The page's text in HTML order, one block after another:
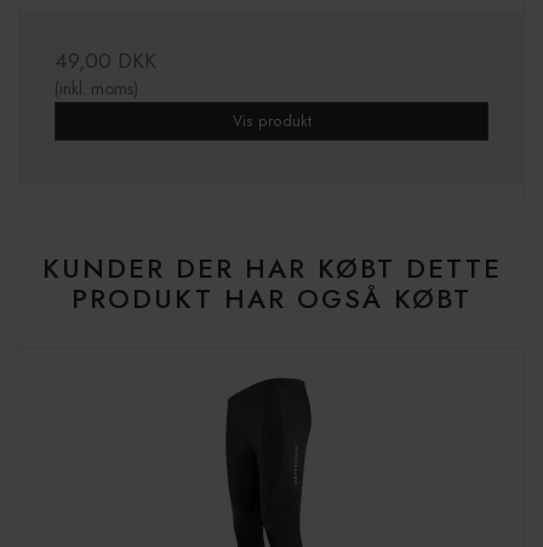
49,00 DKK
(inkl. moms)
Vis produkt
KUNDER DER HAR KØBT DETTE
PRODUKT HAR OGSÅ KØBT